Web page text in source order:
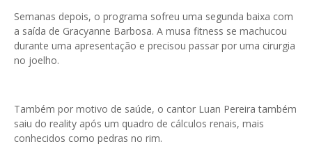
Semanas depois, o programa sofreu uma segunda baixa com
a saída de Gracyanne Barbosa. A musa fitness se machucou
durante uma apresentação e precisou passar por uma cirurgia
no joelho.
Também por motivo de saúde, o cantor Luan Pereira também
saiu do reality após um quadro de cálculos renais, mais
conhecidos como pedras no rim.